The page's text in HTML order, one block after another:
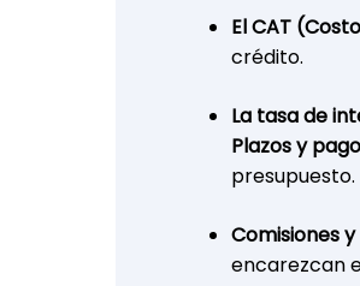
El CAT
crédito.
La tasa de
Plazos y
presupuesto.
Comisiones
encarezcan